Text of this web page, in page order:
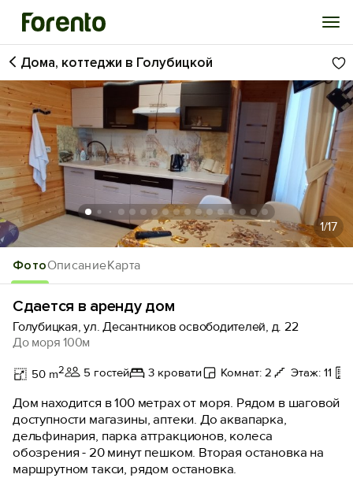
Войти
Избранное
История просмотра
Добавить свой объект
ФотоОписаниеКарта
Дома, коттеджи в Голубицкой
1/17
Сдается в аренду дом
Голубицкая, ул. Десантников освободителей, д. 22
До моря 100м
50 m2 5 гостей 3 кровати Комнат: 2 Этаж: 11
Дом находится в 100 метрах от моря. Рядом в шаговой
доступности магазины, аптеки. До аквапарка,
дельфинария, парка аттракционов, колеса
обозрения - 20 минут пешком. Вторая остановка на
маршрутном такси, рядом остановка.